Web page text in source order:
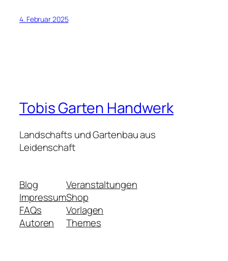
4. Februar 2025
Tobis Garten Handwerk
Landschafts und Gartenbau aus
Leidenschaft
Blog
Impressum
FAQs
Autoren
Veranstaltungen
Shop
Vorlagen
Themes